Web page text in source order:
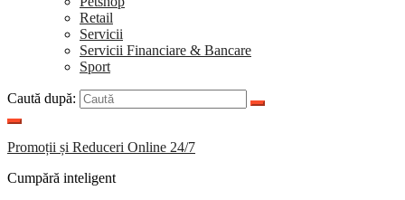
Retail
Servicii
Servicii Financiare & Bancare
Sport
Caută după:
Promoții și Reduceri Online 24/7
Cumpără inteligent